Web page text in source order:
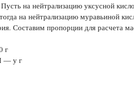
на нейтрализацию уксусной
на нейтрализацию муравьиной
Составим пропорции для расчета
г
— у г